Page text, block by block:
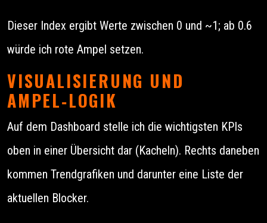
Dieser Index ergibt Werte zwischen 0 und ~1; ab 0.6
würde ich rote Ampel setzen.
VISUALISIERUNG UND
AMPEL‑LOGIK
Auf dem Dashboard stelle ich die wichtigsten KPIs
oben in einer Übersicht dar (Kacheln). Rechts daneben
kommen Trendgrafiken und darunter eine Liste der
aktuellen Blocker.